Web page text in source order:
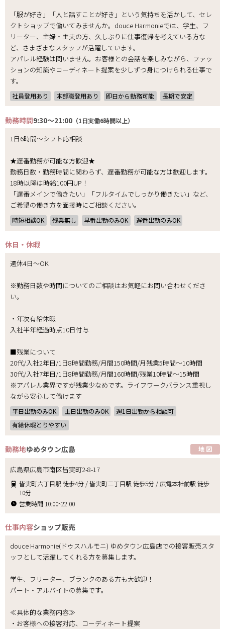
「服が好き」「人と話すことが好き」という気持ちを活かして、セレ
クトショップで働いてみませんか。douce Harmonieでは、学生、フ
リーター、主婦・主夫の方、久しぶりに仕事復帰を考えている方な
ど、さまざまなスタッフが活躍しています。
アパレル経験は問いません。お客様との会話を楽しみながら、ファッ
ションの知識やコーディネート提案を少しずつ身につけられる仕事で
す。
社員登用あり 本部職登用あり 即日から勤務可能 長期で安定
勤務時間9:30～21:00 （1日実働6時間以上）
1日6時間～シフト応相談
★遅番勤務が可能な方歓迎★
勤務日数・勤務時間に関わらず、遅番勤務が可能な方は歓迎します。
18時以降は時給100円UP！
「遅番メインで働きたい」「フルタイムでしっかり働きたい」など、
ご希望の働き方を面接時にご相談ください。
時短相談OK 残業無し 早番出勤のみOK 遅番出勤のみOK
休日・休暇
週休4日～OK
※勤務日数や時間についてのご相談はお気軽にお問い合わせくださ
い。
・年次有給休暇
入社半年経過時点10日付与
■残業について
20代/入社2年目/1日8時間勤務/月間150時間/月残業5時間～10時間
30代/入社7年目/1日8時間勤務/月間160時間/残業10時間～15時間
※アパレル業界ですが残業少なめです。ライフワークバランス重視し
ながら安心して働けます
平日出勤のみOK 土日出勤のみOK
週1日出勤から相談可
有給休暇とりやすい
勤務地ゆめタウン広島 地 図
広島県広島市南区皆実町2-8-17
皆実町六丁目駅 徒歩4分 / 皆実町二丁目駅 徒歩5分 / 広電本社前駅 徒歩
10分
営業時間 10:00~22:00
仕事内容ショップ販売
douce Harmonie(ドゥスハルモニ) ゆめタウン広島店での接客販売スタ
ッフとして活躍してくれる方を募集します。
学生、フリーター、ブランクのある方も大歓迎！
パート・アルバイトの募集です。
≪具体的な業務内容≫
・お客様への接客対応、コーディネート提案